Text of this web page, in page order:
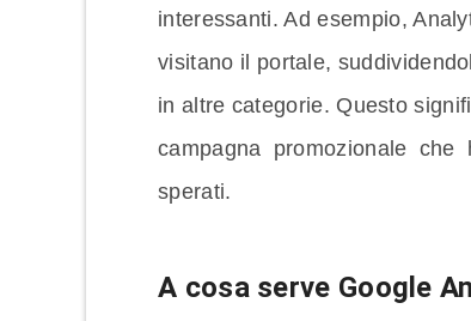
interessanti. Ad esempio,
visitano il portale,
in altre categorie. Questo
campagna promozionale
sperati.
A cosa serve Google